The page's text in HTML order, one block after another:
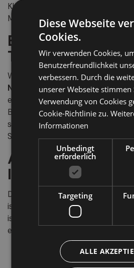
Kleinen einen ersten spannenden
MTB-Wettkampfs bietet.
Expo und
Teilnehmende
Während des Rennwochenendes
Niederdorfin einen lebendigen
einer großenExpo-Zone im
Besucher die neuesten Trends der
spannende
Südtiroler Gastfreundschaft.
Anmeldung &
Informationen
Die Anmeldung zurSüdtirol
ist über die offizielle Website
ist begrenzt – eine frühzeitige
empfohlen.
Diese Webseite
Cookies.
Wir verwenden Cookies,
Benutzerfreundlichkeit
verbessern. Durch die
unserer Webseite stimmen
Verwendung von Cookies
Cookie-Richtlinie zu.
Informationen
Unbedingt
erforderlich
Targeting
ALLE